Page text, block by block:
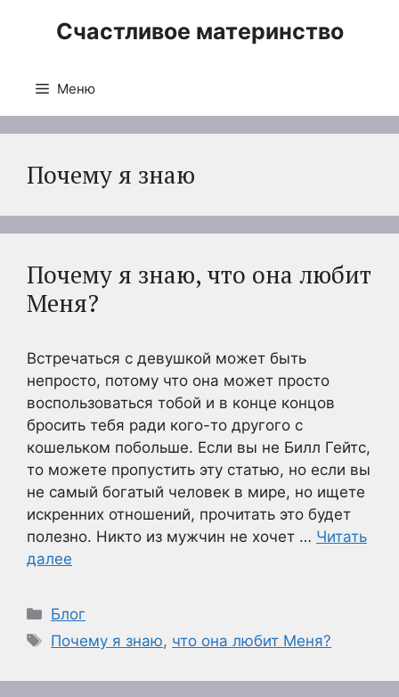
Счастливое материнство
Меню
Почему я знаю
Почему я знаю, что она любит
Меня?
Встречаться с девушкой может быть
непросто, потому что она может просто
воспользоваться тобой и в конце концов
бросить тебя ради кого-то другого с
кошельком побольше. Если вы не Билл Гейтс,
то можете пропустить эту статью, но если вы
не самый богатый человек в мире, но ищете
искренних отношений, прочитать это будет
полезно. Никто из мужчин не хочет … Читать
далее
Рубрики
Блог
Метки
Почему я знаю, что она любит Меня?